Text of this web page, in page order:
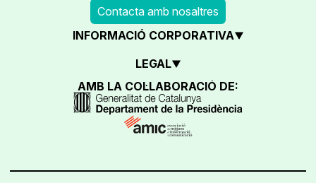
Contacta amb nosaltres
INFORMACIÓ CORPORATIVA
LEGAL
AMB LA COL·LABORACIÓ DE: